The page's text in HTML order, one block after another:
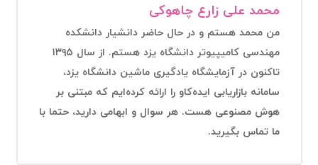
محمد علی زارع چاهوکی
من محمد هستم و در حال حاضر دانشیار دانشکده
مهندسی کامیپیوتر دانشگاه یزد هستم. از سال ۱۳۹۵
تاکنون در آزمایشگاه یادگیری ماشین دانشگاه یزد،
سامانه بازاریابی ایده‌کاو را ارائه کرده‌ایم که مبتنی بر
هوش مصنوعی هست. هر سوال و ابهامی دارید، حتما با
ما تماس بگیرید.